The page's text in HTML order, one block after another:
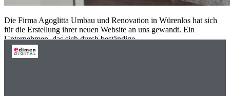
Die Firma Agoglitta Umbau und Renovation in Würenlos hat sich
für die Erstellung ihrer neuen Website an uns gewandt. Ein
Unternehmen, das sich durch beständige,